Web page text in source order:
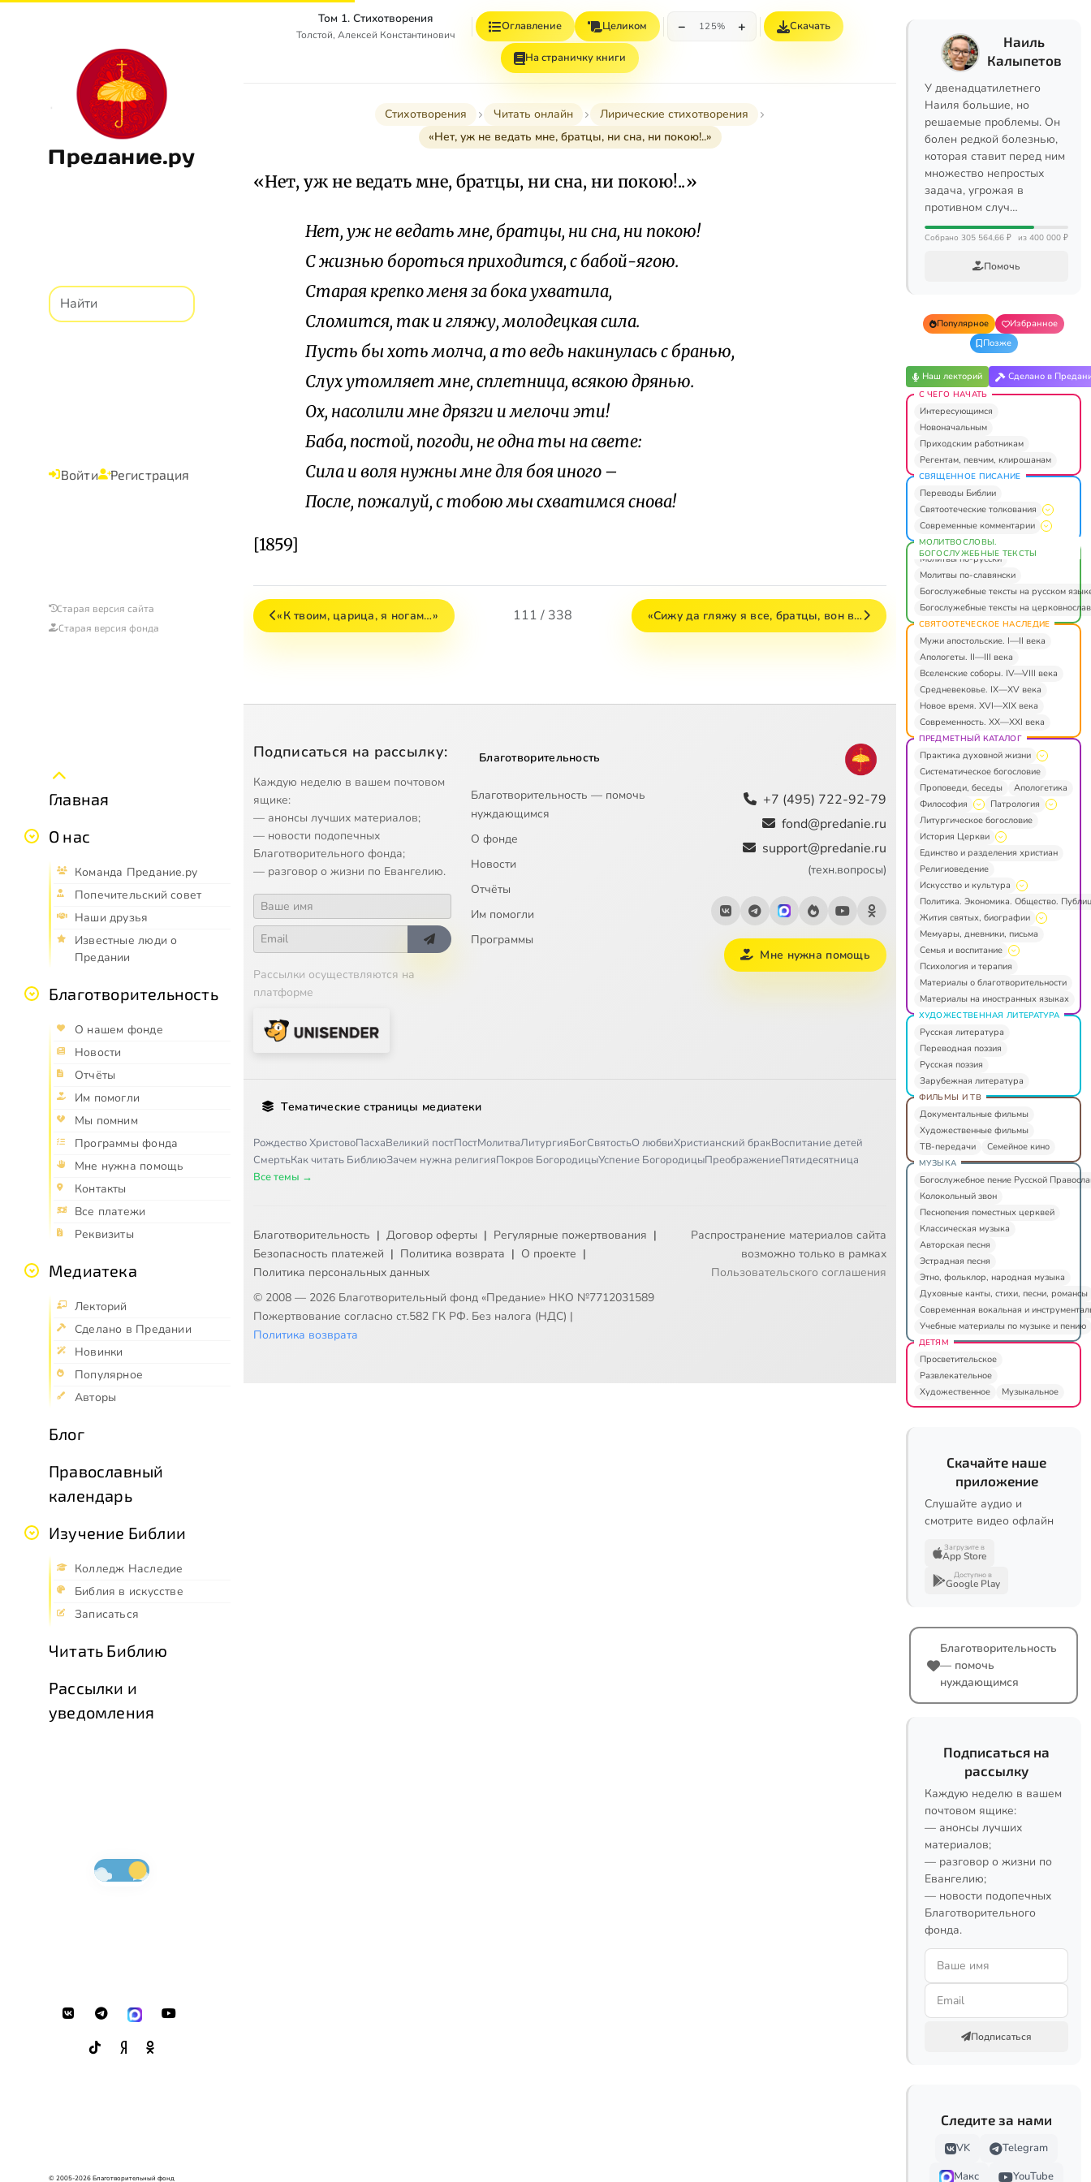
Предание.ру
Войти Регистрация
Старая версия сайта
Старая версия фонда
Главная
О нас
Команда Предание.ру
Попечительский совет
Наши друзья
Известные люди о
Предании
Благотворительность
О нашем фонде
Новости
Отчёты
Им помогли
Мы помним
Программы фонда
Мне нужна помощь
Контакты
Все платежи
Реквизиты
Медиатека
Лекторий
Сделано в Предании
Новинки
Популярное
Авторы
Блог
Православный
календарь
Изучение Библии
Колледж Наследие
Библия в искусстве
Записаться
Читать Библию
Рассылки и
уведомления
© 2005-2026 Благотворительный фонд
Том 1. Стихотворения
Толстой, Алексей Константинович
Оглавление Целиком − 125% + Скачать
На страничку книги
Стихотворения Читать онлайн
Лирические стихотворения
«Нет, уж не ведать мне, братцы, ни сна, ни покою!..»
«Нет, уж не ведать мне, братцы, ни сна, ни покою!..»
Нет, уж не ведать мне, братцы, ни сна, ни покою!
С жизнью бороться приходится, с бабой-ягою.
Старая крепко меня за бока ухватила,
Сломится, так и гляжу, молодецкая сила.
Пусть бы хоть молча, а то ведь накинулась с бранью,
Слух утомляет мне, сплетница, всякою дрянью.
Ох, насолили мне дрязги и мелочи эти!
Баба, постой, погоди, не одна ты на свете:
Сила и воля нужны мне для боя иного –
После, пожалуй, с тобою мы схватимся снова!
[1859]
«К твоим, царица, я ногам…» 111 / 338 «Сижу да гляжу я все, братцы, вон в…
Подписаться на рассылку:
Каждую неделю в вашем почтовом
ящике:
— анонсы лучших материалов;
— новости подопечных
Благотворительного фонда;
— разговор о жизни по Евангелию.
Рассылки осуществляются на
платформе
Благотворительность
Благотворительность — помочь
нуждающимся
О фонде
Новости
Отчёты
Им помогли
Программы
+7 (495) 722-92-79
fond@predanie.ru
support@predanie.ru
(техн.вопросы)
Мне нужна помощь
Тематические страницы медиатеки
Рождество ХристовоПасхаВеликий постПостМолитваЛитургияБогСвятостьО любвиХристианский бракВоспитание детей
СмертьКак читать БиблиюЗачем нужна религияПокров БогородицыУспение БогородицыПреображениеПятидесятница
Все темы →
Благотворительность | Договор оферты | Регулярные пожертвования |
Безопасность платежей | Политика возврата | О проекте |
Политика персональных данных
© 2008 — 2026 Благотворительный фонд «Предание» НКО №7712031589
Пожертвование согласно ст.582 ГК РФ. Без налога (НДС) |
Политика возврата
Распространение материалов сайта
возможно только в рамках
Пользовательского соглашения
Наиль
Калыпетов
У двенадцатилетнего
Наиля большие, но
решаемые проблемы. Он
болен редкой болезнью,
которая ставит перед ним
множество непростых
задача, угрожая в
противном случ…
Собрано 305 564,66 ₽ из 400 000 ₽
Помочь
Популярное
Избранное
Позже
Наш лекторий Сделано в
С ЧЕГО НАЧАТЬ
Интересующимся
Новоначальным
Приходским работникам
Регентам, певчим, клирошанам
СВЯЩЕННОЕ ПИСАНИЕ
Переводы Библии
Святоотеческие толкования
Современные комментарии
МОЛИТВОСЛОВЫ.
БОГОСЛУЖЕБНЫЕ ТЕКСТЫ
Молитвы по-русски
Молитвы по-славянски
Богослужебные тексты на русском
Богослужебные тексты на
СВЯТООТЕЧЕСКОЕ НАСЛЕДИЕ
Мужи апостольские. I—II века
Апологеты. II—III века
Вселенские соборы. IV—VIII века
Средневековье. IX—XV века
Новое время. XVI—XIX века
Современность. XX—XXI века
ПРЕДМЕТНЫЙ КАТАЛОГ
Практика духовной жизни
Систематическое богословие
Проповеди, беседы
Апологетика
Философия
Патрология
Литургическое богословие
История Церкви
Единство и разделения христиан
Религиоведение
Искусство и культура
Политика. Экономика. Общество.
Жития святых, биографии
Мемуары, дневники, письма
Семья и воспитание
Психология и терапия
Материалы о благотворительности
Материалы на иностранных языках
ХУДОЖЕСТВЕННАЯ ЛИТЕРАТУРА
Русская литература
Переводная поэзия
Русская поэзия
Зарубежная литература
ФИЛЬМЫ И ТВ
Документальные фильмы
Художественные фильмы
ТВ-передачи
Семейное кино
МУЗЫКА
Богослужебное пение Русской
Колокольный звон
Песнопения поместных церквей
Классическая музыка
Авторская песня
Эстрадная песня
Этно, фольклор, народная музыка
Духовные канты, стихи, песни, романсы
Современная вокальная и
Учебные материалы по музыке и пению
ДЕТЯМ
Просветительское
Развлекательное
Художественное
Музыкальное
Скачайте наше
приложение
Слушайте аудио и
смотрите видео офлайн
Загрузите в
App Store
Доступно в
Google Play
Благотворительность
— помочь
нуждающимся
Подписаться на
рассылку
Каждую неделю в вашем
почтовом ящике:
— анонсы лучших
материалов;
— разговор о жизни по
Евангелию;
— новости подопечных
Благотворительного
фонда.
Подписаться
Следите за нами
VK
Telegram
Макс
YouTube